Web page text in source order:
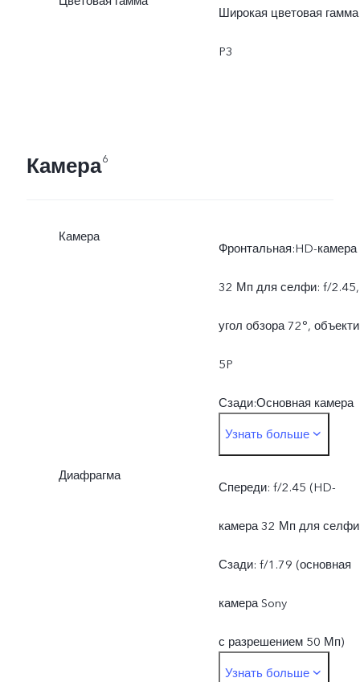
Широкая цветовая гамма
P3
Камера6
Камера
Фронтальная:HD-камера
32 Мп для селфи: f/2.45,
угол обзора 72°,
5P
Сзади:Основная камера
Sony с разрешением
50 Мп: автофокусировка,
f/1.79, угол обзора 79°,
объектив
5PШирокоугольная
камера 8 Мп: f/2.2, угол
обзора 120°, объектив
Узнать больше
Диафрагма
Спереди: f/2.45 (HD-
камера 32 Мп для
Сзади: f/1.79 (основная
камера Sony
с разрешением 50 Мп)
Узнать больше